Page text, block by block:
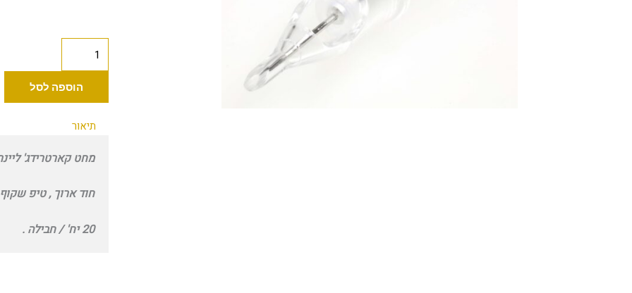
Advance
קרטרידג׳
ליינר
מ''מ
הוספה לסל
תיאור
מחט קארטרידג' ליינר 11 ביג 0.35 מ"מ
חוד ארוך , טיפ
20 יח' / חבילה .